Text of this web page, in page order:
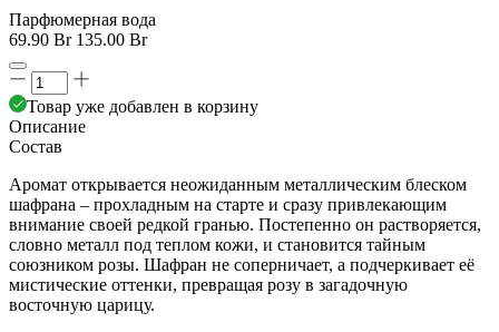
Парфюмерная вода
69.90 Br 135.00 Br
Товар уже добавлен в корзину
Описание
Состав
Аромат открывается неожиданным металлическим блеском
шафрана – прохладным на старте и сразу привлекающим
внимание своей редкой гранью. Постепенно он растворяется,
словно металл под теплом кожи, и становится тайным
союзником розы. Шафран не соперничает, а подчеркивает её
мистические оттенки, превращая розу в загадочную
восточную царицу.